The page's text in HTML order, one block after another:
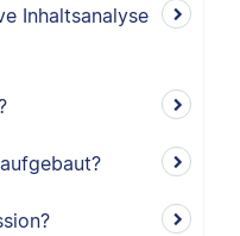
Inhaltsanalyse